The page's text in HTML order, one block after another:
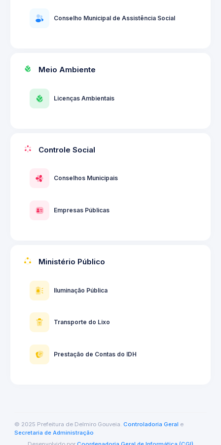
Conselho Municipal de Assistência Social
Meio Ambiente
Licenças Ambientais
Controle Social
Conselhos Municipais
Empresas Públicas
Ministério Público
Iluminação Pública
Transporte do Lixo
Prestação de Contas do IDH
© 2025 Prefeitura de Delmiro Gouveia. Controladoria Geral e
Secretaria de Administração